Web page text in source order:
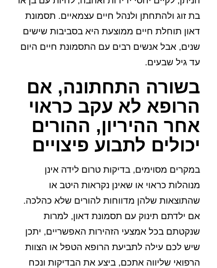
בת זוג ולהתחתן ולנהל חיים עצמאיים. תסמונת
דאון תוחלת חיים ממוצעת היא בסביבות שישים
שנים, אבל אנשים רבים עם התסמונת חיים היום
עד גיל שבעים.
בשורה התחתונה, אם
הרופא לא עקב כראוי
אחר ההיריון, ההורים
יכולים לתבוע פיצויים
במקרים מסוימים, בדיקות טרום לידה אינן
מנוהלות כראוי או שאינן נקראות היטב או
שהתוצאות שלהן מדווחות להורים שלא כהלכה.
אם ילדתם תינוק עם תסמונת דאון, למרות
שנקטתם בכל אמצעי הזהירות האפשריים, יתכן
שיש לכם עילה לתביעת הרופא הטפל או הצוות
הרפואי שליווה אתכם, ביצע את הבדיקות ונכח